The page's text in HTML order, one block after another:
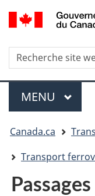
Menu
MENU
êtes
ici
Canada.ca
Transport